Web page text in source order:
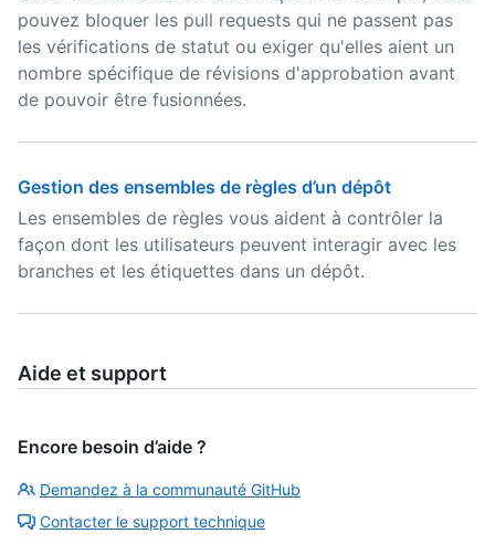
pouvez bloquer les pull requests qui ne passent pas
les vérifications de statut ou exiger qu'elles aient un
nombre spécifique de révisions d'approbation avant
de pouvoir être fusionnées.
Gestion des ensembles de règles d’un dépôt
Les ensembles de règles vous aident à contrôler la
façon dont les utilisateurs peuvent interagir avec les
branches et les étiquettes dans un dépôt.
Aide et support
Encore besoin d’aide ?
Demandez à la communauté GitHub
Contacter le support technique